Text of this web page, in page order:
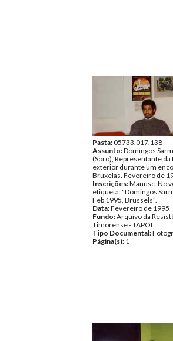
Pasta:05733.017.138
Assunto:Domingos
(Soro), Representante da
exterior durante um
Bruxelas. Fevereiro de
Inscrições:Manusc. No
etiqueta: "Domingos
Feb 1995, Brussels".
Data:Fevereiro de 1995
Fundo:Arquivo da
Timorense - TAPOL
Tipo Documental:
Página(s): 1